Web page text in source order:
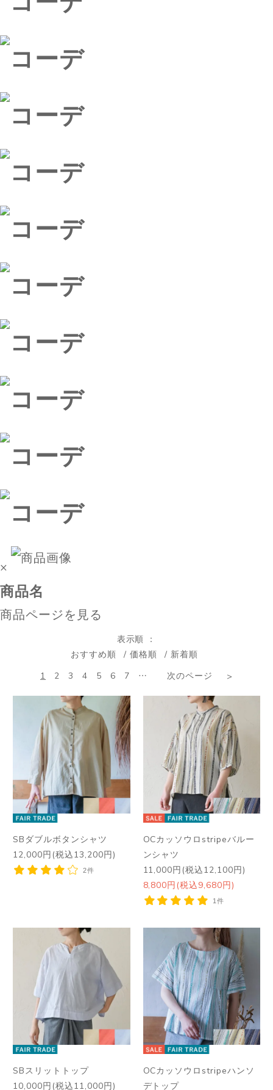
×
商品名
商品ページを見る
表示順
おすすめ順
価格順
新着順
1
2 3 4 5 6 7 … 次のページ
SBダブルボタンシャツ
12,000円(税込13,200円)
2件
OCカッソウロstripeバルー
ンシャツ
11,000円(税込12,100円)
8,800円(税込9,680円)
1件
SBスリットトップ
10,000円(税込11,000円)
OCカッソウロstripeハンソ
デトップ